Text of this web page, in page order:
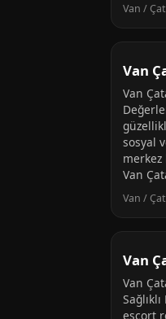
Van /
Van
Van
sosyal
Van
Van /
Van
Van
escort